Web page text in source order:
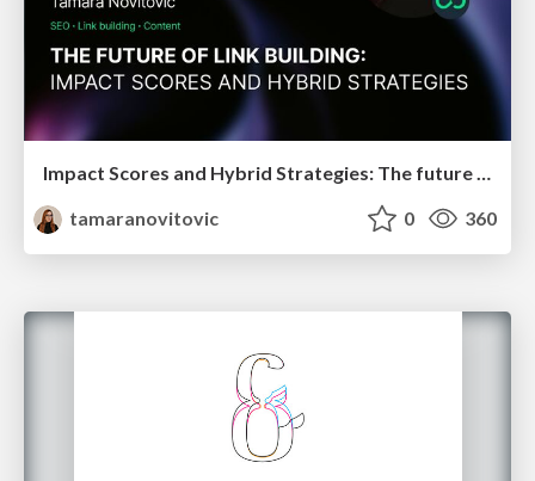
Impact Scores and Hybrid Strategies: The future of link building
tamaranovitovic
0 360